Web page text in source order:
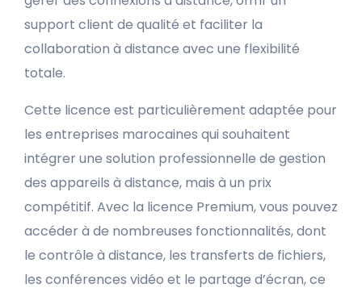
support client de qualité et faciliter la
collaboration à distance avec une flexibilité
totale.
Cette licence est particulièrement adaptée pour
les entreprises marocaines qui souhaitent
intégrer une solution professionnelle de gestion
des appareils à distance, mais à un prix
compétitif. Avec la licence Premium, vous pouvez
accéder à de nombreuses fonctionnalités, dont
le contrôle à distance, les transferts de fichiers,
les conférences vidéo et le partage d’écran, ce